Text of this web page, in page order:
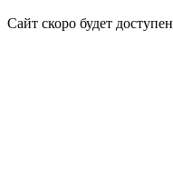
Сайт скоро будет доступен